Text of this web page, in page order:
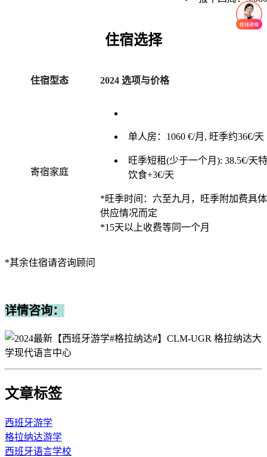
住宿选择
住宿型态 2024 选项与价格
寄宿家庭
单人房：1060 €/月, 旺季约36€/天
旺季短租(少于一个月): 38.5€/天
饮食+3€/天
*旺季时间：六至九月，旺季附加费具
供应情况而定
*15天以上收费等同一个月
*其余住宿请咨询顾问
详情咨询：
文章标签
西班牙游学
格拉纳达游学
西班牙语言学校